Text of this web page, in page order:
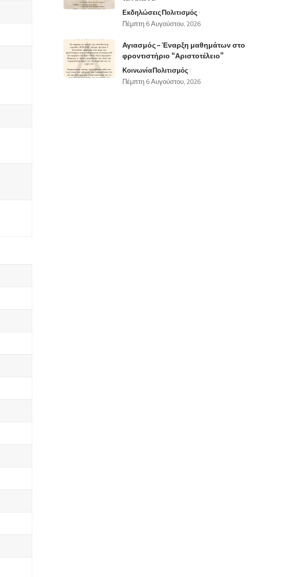
ΕκδηλώσειςΠολιτισμός
Πέμπτη 6 Αυγούστου, 2026
Αγιασμός – Έναρξη μαθημάτων στο
φροντιστήριο “Αριστοτέλειο”
ΚοινωνίαΠολιτισμός
Πέμπτη 6 Αυγούστου, 2026